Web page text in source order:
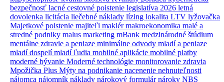
bezpečnosť lacné cestovné poistenie legislatíva 2026 letná
dovolenka licitácia liečebné náklady lízing lokalita LTV lyžovačka
Majetkové poistenie majiteľi maklérmakroekonomika malé a
stredné podniky malus marketing mBank medzinárodné štúdium
mentálne zdravie a peniaze minimálne odvody mladí a peniaze
mladí dospelímladí ľudia mobilné aplikácie mobilné platby
moderné bývanie Moderné technológie monitorovanie zdravia
Mpožička Plus Mýty na podnikanie nacenenie nehnuteľnosti
nájomca nájomník náklady nárokový formulárnároky NBS